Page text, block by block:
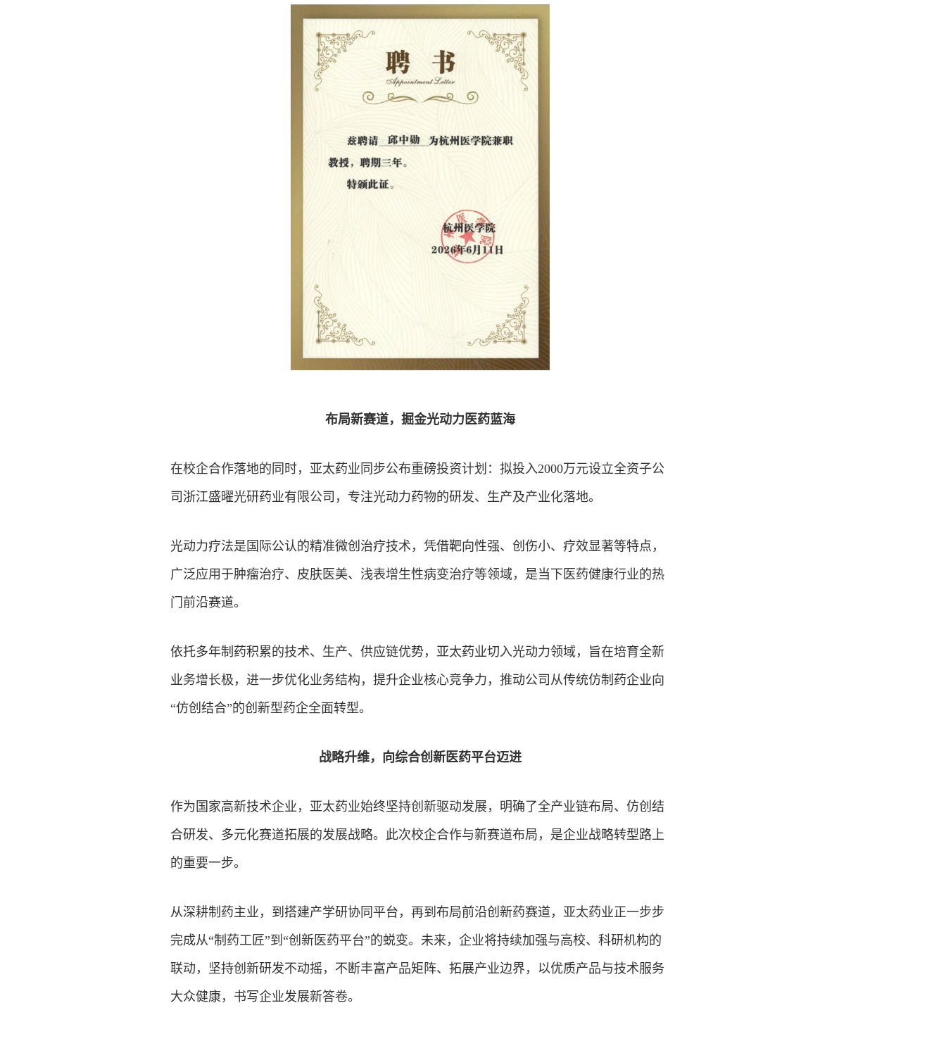
布局新赛道，掘金光动力医药蓝海
在校企合作落地的同时，亚太药业同步公布重磅投资计划：拟投入2000万元设立全资子公
司浙江盛曜光研药业有限公司，专注光动力药物的研发、生产及产业化落地。
光动力疗法是国际公认的精准微创治疗技术，凭借靶向性强、创伤小、疗效显著等特点，
广泛应用于肿瘤治疗、皮肤医美、浅表增生性病变治疗等领域，是当下医药健康行业的热
门前沿赛道。
依托多年制药积累的技术、生产、供应链优势，亚太药业切入光动力领域，旨在培育全新
业务增长极，进一步优化业务结构，提升企业核心竞争力，推动公司从传统仿制药企业向
“仿创结合”的创新型药企全面转型。
战略升维，向综合创新医药平台迈进
作为国家高新技术企业，亚太药业始终坚持创新驱动发展，明确了全产业链布局、仿创结
合研发、多元化赛道拓展的发展战略。此次校企合作与新赛道布局，是企业战略转型路上
的重要一步。
从深耕制药主业，到搭建产学研协同平台，再到布局前沿创新药赛道，亚太药业正一步步
完成从“制药工匠”到“创新医药平台”的蜕变。未来，企业将持续加强与高校、科研机构的
联动，坚持创新研发不动摇，不断丰富产品矩阵、拓展产业边界，以优质产品与技术服务
大众健康，书写企业发展新答卷。